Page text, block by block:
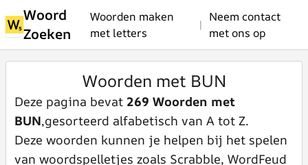
Woord
Zoeken
Woorden maken
met letters
|
Neem contact
met ons op
Woorden met BUN
Deze pagina bevat 269 Woorden met
BUN,gesorteerd alfabetisch van A tot Z.
Deze woorden kunnen je helpen bij het spelen
van woordspelletjes zoals Scrabble, WordFeud